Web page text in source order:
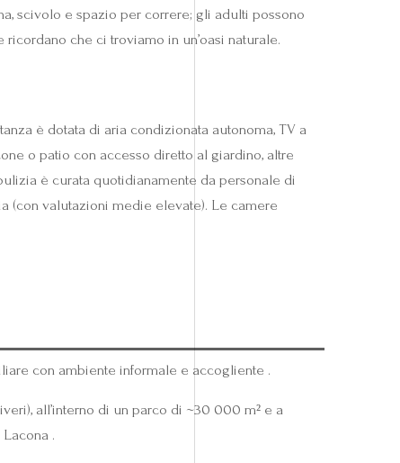
scivolo e spazio per correre; gli adulti possono
che ci troviamo in un’oasi naturale.
è dotata di aria condizionata autonoma, TV a
o patio con accesso diretto al giardino, altre
è curata quotidianamente da personale di
(con valutazioni medie elevate). Le camere
con ambiente informale e accogliente .
all’interno di un parco di ~30 000 m² e a
.